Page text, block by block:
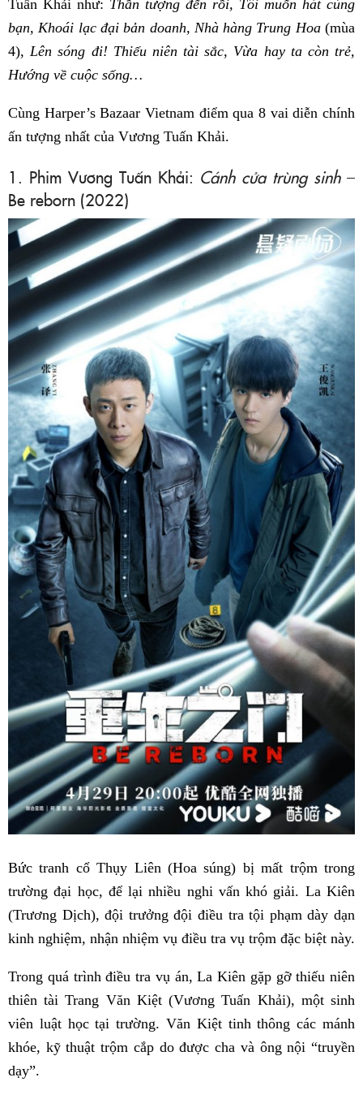
Tuấn Khải như: Thần tượng đến rồi, Tôi muốn hát cùng
bạn, Khoái lạc đại bản doanh, Nhà hàng Trung Hoa (mùa
4), Lên sóng đi! Thiếu niên tài sắc, Vừa hay ta còn trẻ,
Hướng về cuộc sống…
Cùng Harper’s Bazaar Vietnam điểm qua 8 vai diễn chính
ấn tượng nhất của Vương Tuấn Khải.
1. Phim Vương Tuấn Khải: Cánh cửa trùng sinh–
Be reborn (2022)
Bức tranh cổ Thụy Liên (Hoa súng) bị mất trộm trong
trường đại học, để lại nhiều nghi vấn khó giải. La Kiên
(Trương Dịch), đội trưởng đội điều tra tội phạm dày dạn
kinh nghiệm, nhận nhiệm vụ điều tra vụ trộm đặc biệt này.
Trong quá trình điều tra vụ án, La Kiên gặp gỡ thiếu niên
thiên tài Trang Văn Kiệt (Vương Tuấn Khải), một sinh
viên luật học tại trường. Văn Kiệt tinh thông các mánh
khóe, kỹ thuật trộm cắp do được cha và ông nội “truyền
dạy”.